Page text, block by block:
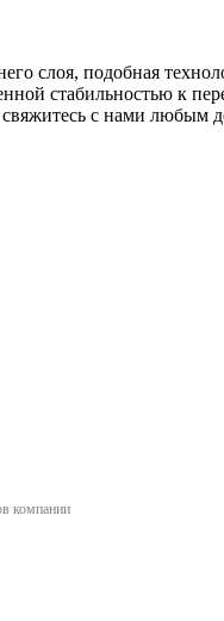
слоя, подобная
стабильностью к
с нами любым
компании